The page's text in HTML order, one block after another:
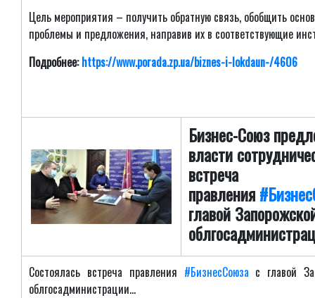
Цель мероприятия – получить обратную связь, обобщить
проблемы и предложения, направив их в соответствующие
Подробнее:https://www.porada.zp.ua/biznes-i-lokdaun-/4606
Бизнес-Союз
власти
встреча
правления
главой
Состоялась встреча правления #БизнесСоюза с главой
облгосадминистрации...